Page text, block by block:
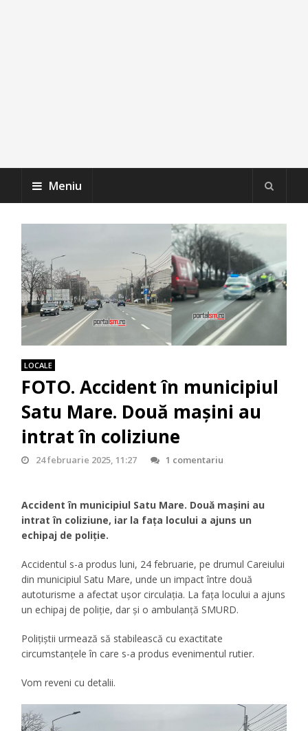
Meniu
LOCALE
FOTO. Accident în municipiul
Satu Mare. Două mașini au
intrat în coliziune
24 februarie 2025, 11:27 1 comentariu
Accident în municipiul Satu Mare. Două mașini au
intrat în coliziune, iar la fața locului a ajuns un
echipaj de poliție.
Accidentul s-a produs luni, 24 februarie, pe drumul Careiului
din municipiul Satu Mare, unde un impact între două
autoturisme a afectat ușor circulația. La fața locului a ajuns
un echipaj de poliție, dar și o ambulanță SMURD.
Polițiștii urmează să stabilească cu exactitate
circumstanțele în care s-a produs evenimentul rutier.
Vom reveni cu detalii.